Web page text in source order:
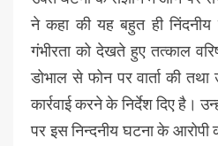
ने कहा की यह बहुत ही निंदनीय
गंभीरता को देखते हुए तत्काल
डोभाल से फोन पर वार्ता की
कार्रवाई करने के निर्देश दिए है।
पर इस निन्दनीय घटना के आरोपी